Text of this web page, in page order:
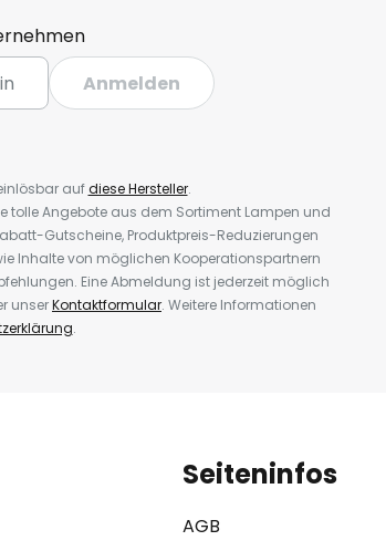
Anmelden
aufdiese Hersteller.
tolle Angebote aus dem Sortiment Lampen und
Gutscheine, Produktpreis-Reduzierungen
Inhalte von möglichen Kooperationspartnern
Eine Abmeldung ist jederzeit möglich
unserKontaktformular. Weitere Informationen
.
Seiteninfos
AGB